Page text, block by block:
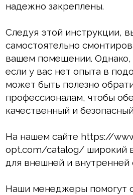
надежно закреплены.
Следуя этой инструкции,
самостоятельно
вашем помещении. Однако,
если у вас нет опыта в
может быть полезно
профессионалам, чтобы
качественный и
На нашем сайте https://
opt.com/catalog/широкий
для внешней и внутренней
Наши менеджеры помогут